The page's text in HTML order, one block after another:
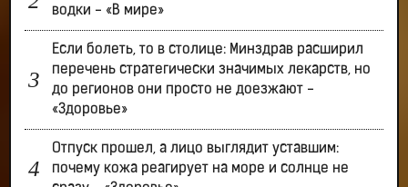
водки - «В мире»
Если болеть, то в столице: Минздрав расширил
перечень стратегически значимых лекарств, но
до регионов они просто не доезжают -
«Здоровье»
Отпуск прошел, а лицо выглядит уставшим:
почему кожа реагирует на море и солнце не